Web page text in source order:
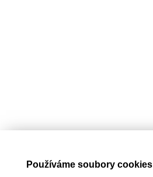
Používáme soubory cookies